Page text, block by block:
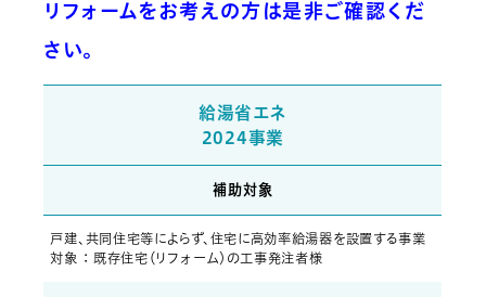
リフォームをお考えの方は是非ご確認くだ
さい。
給湯省エネ
2024事業
補助対象
戸建、共同住宅等によらず、住宅に高効率給湯器を設置する事業
対象 ： 既存住宅（リフォーム）の工事発注者様